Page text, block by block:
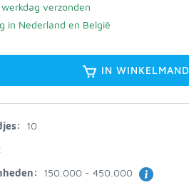
werkdag verzonden
in Nederland en België
IN WINKELMAND
10
150.000 - 450.000